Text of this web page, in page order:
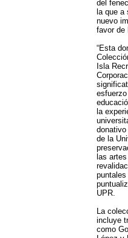
del
la que a
nuevo
favor de
“Esta
Isla
la
de la
las
puntales
UPR.
La
incluye
como